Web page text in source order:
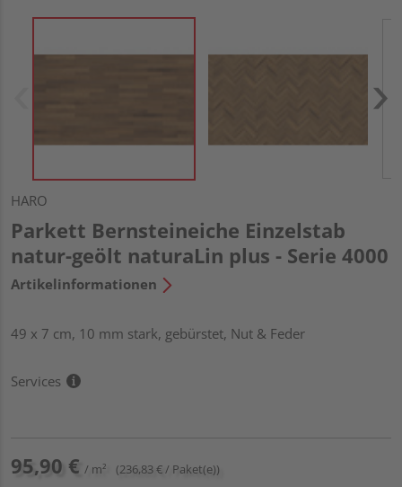
HARO
Parkett Bernsteineiche Einzelstab
natur-geölt naturaLin plus - Serie 4000
Artikelinformationen
49 x 7 cm, 10 mm stark, gebürstet, Nut & Feder
Services
95,90 € / m² (236,83 € / Paket(e))